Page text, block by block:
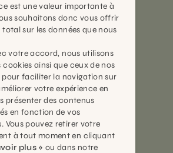
est une valeur importante à
souhaitons donc vous offrir
sur les données que nous
votre accord, nous utilisons
cookies ainsi que ceux de nos
pour faciliter la navigation sur
votre expérience en
présenter des contenus
en fonction de vos
Vous pouvez retirer votre
à tout moment en cliquant
plus » ou dans notre